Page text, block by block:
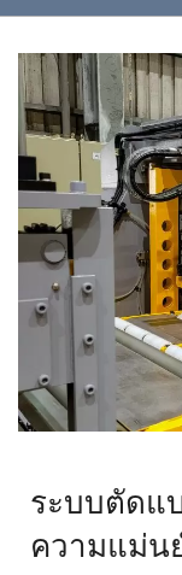
หลากหลายและกรณีเ
ระบบตัดแ
ความแม่น